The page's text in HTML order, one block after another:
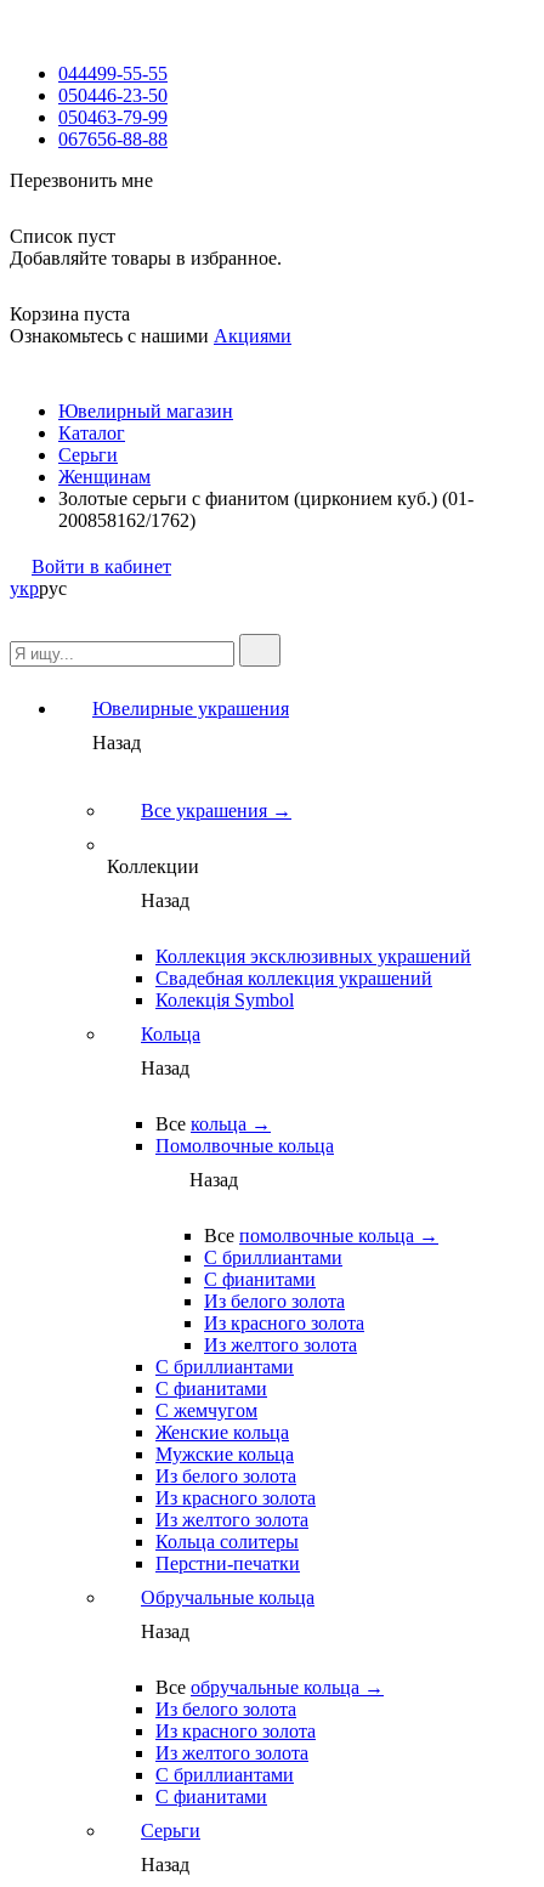
044499-55-55
050446-23-50
050463-79-99
067656-88-88
Перезвонить мне
Список пуст
Добавляйте товары в избранное.
Корзина пуста
Ознакомьтесь с нашими Акциями
Ювелирный магазин
Каталог
Серьги
Женщинам
Золотые серьги с фианитом (цирконием куб.) (01-
200858162/1762)
Войти в кабинет
укррус
Ювелирные украшения
Назад
Все украшения →
Коллекции
Назад
Коллекция эксклюзивных украшений
Свадебная коллекция украшений
Колекція Symbol
Кольца
Назад
Все кольца →
Помолвочные кольца
Назад
Все помолвочные кольца →
С бриллиантами
С фианитами
Из белого золота
Из красного золота
Из желтого золота
С бриллиантами
С фианитами
С жемчугом
Женские кольца
Мужские кольца
Из белого золота
Из красного золота
Из желтого золота
Кольца солитеры
Перстни-печатки
Обручальные кольца
Назад
Все обручальные кольца →
Из белого золота
Из красного золота
Из желтого золота
С бриллиантами
С фианитами
Серьги
Назад